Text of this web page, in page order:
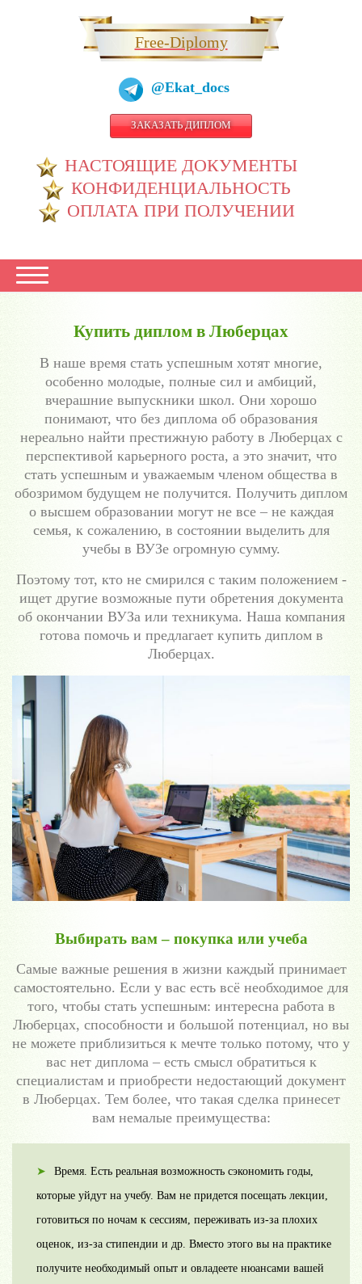
Free-Diplomy
@Ekat_docs
ЗАКАЗАТЬ ДИПЛОМ
НАСТОЯЩИЕ ДОКУМЕНТЫ
КОНФИДЕНЦИАЛЬНОСТЬ
ОПЛАТА ПРИ ПОЛУЧЕНИИ
Купить диплом в Люберцах
В наше время стать успешным хотят многие,
особенно молодые, полные сил и амбиций,
вчерашние выпускники школ. Они хорошо
понимают, что без диплома об образования
нереально найти престижную работу в Люберцах с
перспективой карьерного роста, а это значит, что
стать успешным и уважаемым членом общества в
обозримом будущем не получится. Получить диплом
о высшем образовании могут не все – не каждая
семья, к сожалению, в состоянии выделить для
учебы в ВУЗе огромную сумму.
Поэтому тот, кто не смирился с таким положением -
ищет другие возможные пути обретения документа
об окончании ВУЗа или техникума. Наша компания
готова помочь и предлагает купить диплом в
Люберцах.
Выбирать вам – покупка или учеба
Самые важные решения в жизни каждый принимает
самостоятельно. Если у вас есть всё необходимое для
того, чтобы стать успешным: интересна работа в
Люберцах, способности и большой потенциал, но вы
не можете приблизиться к мечте только потому, что у
вас нет диплома – есть смысл обратиться к
специалистам и приобрести недостающий документ
в Люберцах. Тем более, что такая сделка принесет
вам немалые преимущества:
Время. Есть реальная возможность сэкономить годы,
которые уйдут на учебу. Вам не придется посещать лекции,
готовиться по ночам к сессиям, переживать из-за плохих
оценок, из-за стипендии и др. Вместо этого вы на практике
получите необходимый опыт и овладеете нюансами вашей